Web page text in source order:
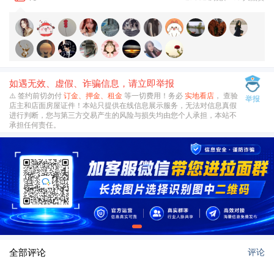
如遇无效、虚假、诈骗信息，请立即举报
⚠️ 签约前切勿付订金、押金、租金等一切费用！务必实地看店 ， 查验
店主和店面房屋证件！本站只提供在线信息展示服务，无法对信息真假
进行判断，您与第三方交易产生的风险与损失均由您个人承担，本站不
承担任何责任。
举报
全部评论 评论